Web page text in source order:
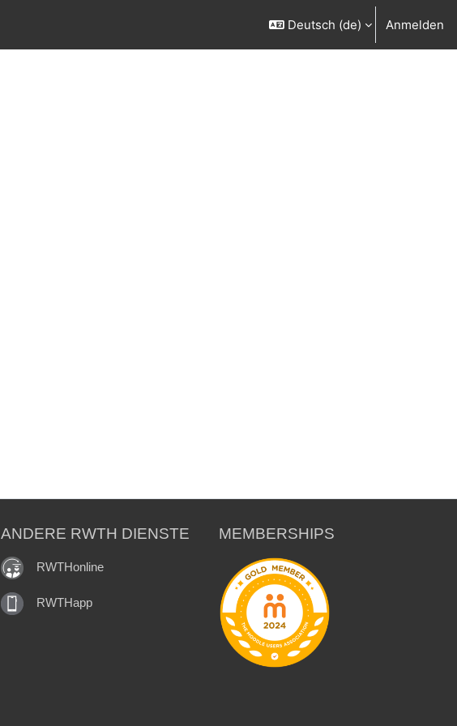
Deutsch ‎(de)‎ Anmelden
ANDERE RWTH DIENSTE
RWTHonline
RWTHapp
MEMBERSHIPS